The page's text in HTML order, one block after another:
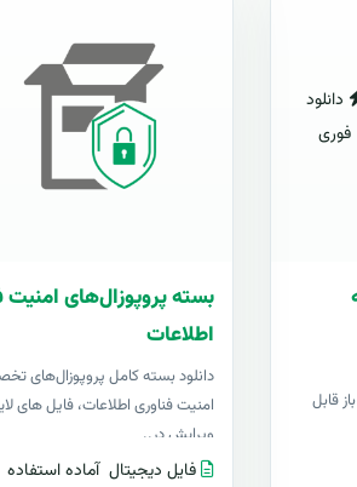
دانلود
فوری
قابل
بسته پروپوزال‌های امنیت
اطلاعات
دانلود بسته کامل پروپوزال‌های
امنیت فناوری اطلاعات، فایل های
ویرایش در..
فایل دیجیتال آماده استفاده